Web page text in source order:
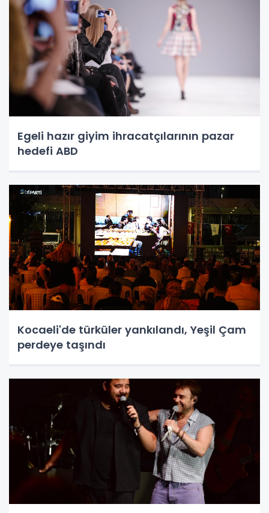
Egeli hazır giyim ihracatçılarının pazar
hedefi ABD
Kocaeli'de türküler yankılandı, Yeşil Çam
perdeye taşındı